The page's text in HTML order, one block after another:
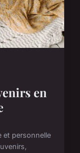
en
et personnelle